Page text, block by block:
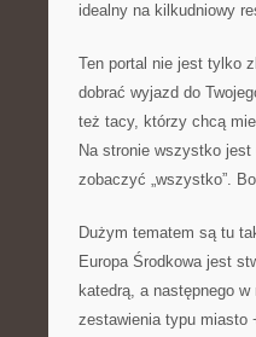
idealny na kilkudniowy
Ten portal nie jest tylko
dobrać wyjazd do
też tacy, którzy chcą
Na stronie wszystko jest
zobaczyć „wszystko”.
Dużym tematem są tu
Europa Środkowa jest
katedrą, a następnego
zestawienia typu miasto